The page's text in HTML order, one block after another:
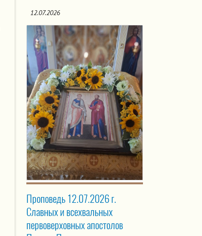
12.07.2026
Проповедь 12.07.2026 г.
Славных и всехвальных
первоверховных апостолов